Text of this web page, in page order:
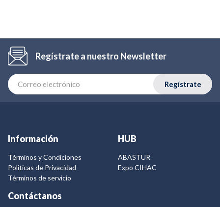
Regístrate a nuestro Newsletter
Regístrate
Información
Términos y Condiciones
Politicas de Privacidad
Términos de servicio
HUB
ABASTUR
Expo CIHAC
Contáctanos